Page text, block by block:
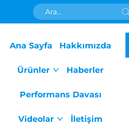
Ana Sayfa Hakkımızda
Ürünler Haberler
Performans Davası
Videolar İletişim